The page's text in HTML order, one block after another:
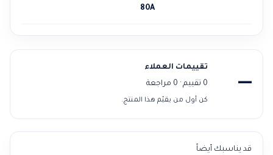
80A
—
تقييمات العملاء
0 تقييم · 0 مراجعة
كن أول من يقيّم هذا المنتج.
قد يناسبك أيضاً